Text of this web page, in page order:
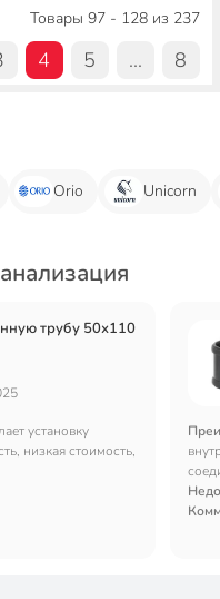
Товары 97 - 128 из 237
4 5 ... 8
Orio Unicorn
трубу 50х110
установку
низкая стоимость,